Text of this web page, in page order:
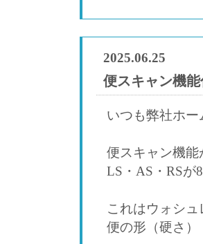
2025.06.25
便スキャン機
いつも弊社ホ
便スキャン機
LS・AS・RSが
これはウォシ
便の形（硬さ